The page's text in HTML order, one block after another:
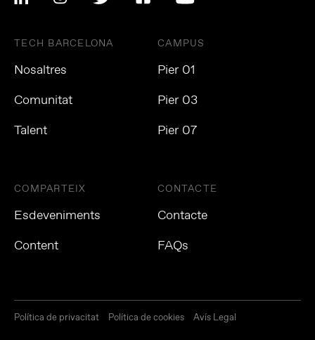
TECH BARCELONA
Nosaltres
Comunitat
Talent
CAMPUS
Pier 01
Pier 03
Pier 07
COMPARTEIX
Esdeveniments
Content
CONTACTE
Contacte
FAQs
Política de privacitat Política de cookies Avís Legal